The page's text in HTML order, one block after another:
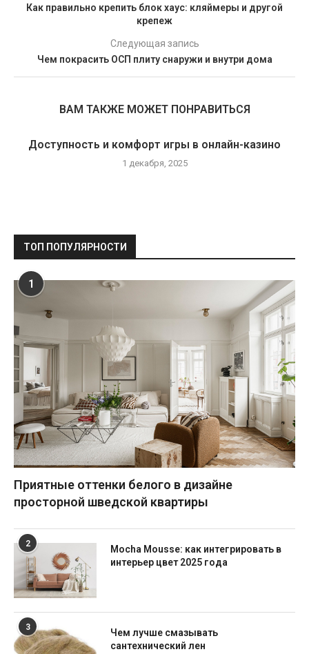
Как правильно крепить блок хаус: кляймеры и другой
крепеж
Следующая запись
Чем покрасить ОСП плиту снаружи и внутри дома
ВАМ ТАКЖЕ МОЖЕТ ПОНРАВИТЬСЯ
Доступность и комфорт игры в онлайн-казино
1 декабря, 2025
ТОП ПОПУЛЯРНОСТИ
1
Приятные оттенки белого в дизайне
просторной шведской квартиры
2
Mocha Mousse: как интегрировать в
интерьер цвет 2025 года
3
Чем лучше смазывать
сантехнический лен